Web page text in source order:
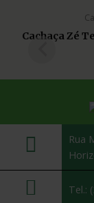
Cachaça Zé
Rua
Tel.: